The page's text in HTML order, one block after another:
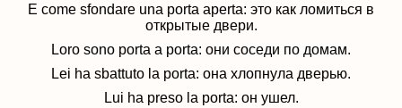
E come sfondare una porta aperta: это как ломиться в
открытые двери.
Loro sono porta a porta: они соседи по домам.
Lei ha sbattuto la porta: она хлопнула дверью.
Lui ha preso la porta: он ушел.